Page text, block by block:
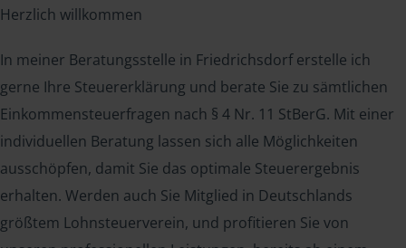
Herzlich willkommen
In meiner Beratungsstelle in Friedrichsdorf erstelle ich
gerne Ihre Steuererklärung und berate Sie zu sämtlichen
Einkommensteuerfragen nach § 4 Nr. 11 StBerG. Mit einer
individuellen Beratung lassen sich alle Möglichkeiten
ausschöpfen, damit Sie das optimale Steuerergebnis
erhalten. Werden auch Sie Mitglied in Deutschlands
größtem Lohnsteuerverein, und profitieren Sie von